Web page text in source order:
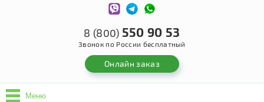
8 (800) 550 90 53
Звонок по России бесплатный
Онлайн заказ
Меню